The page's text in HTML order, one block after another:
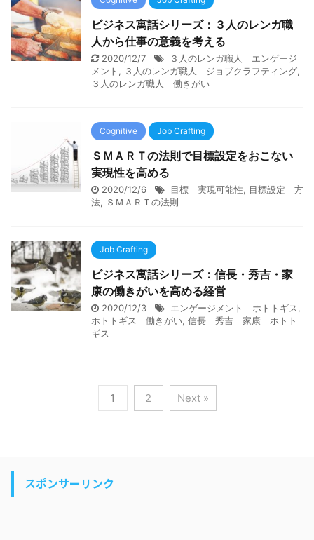
ビジネス寓話シリーズ：３人のレンガ職
人から仕事の意義を考える
2020/12/7
３人のレンガ職人 エンゲージ
メント , ３人のレンガ職人 ジョブクラフティング,
３人のレンガ職人 働きがい
Cognitive Job Crafting
ＳＭＡＲＴの法則で目標設定をおこない
実現性を高める
2020/12/6 目標 実現可能性, 目標設定 方
法, ＳＭＡＲＴの法則
Job Crafting
ビジネス寓話シリーズ：信長・秀吉・家
康の働きがいを高める経営
2020/12/3 エンゲージメント ホトトギス,
ホトトギス 働きがい, 信長 秀吉 家康 ホトト
ギス
1 2 Next »
スポンサーリンク